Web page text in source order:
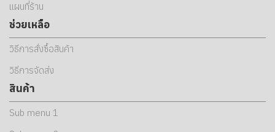
แผนที่ร้าน
ช่วยเหลือ
วิธีการสั่งซื้อสินค้า
วิธีการจัดส่ง
สินค้า
Sub menu 1